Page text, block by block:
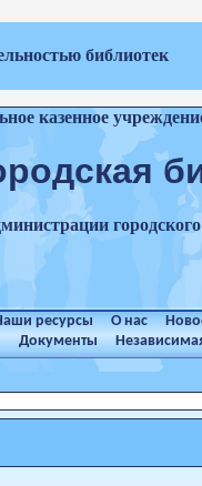
библиотек
казенное
ресурсы О нас
Документы